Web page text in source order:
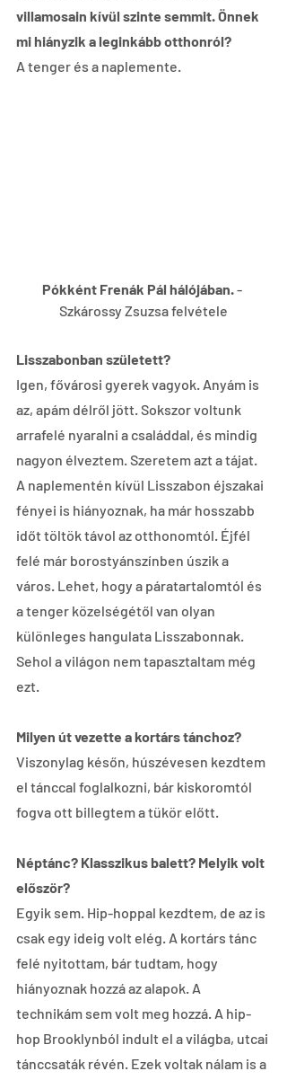
villamosain kívül szinte semmit. Önnek
mi hiányzik a leginkább otthonról?
A tenger és a naplemente.
Pókként Frenák Pál hálójában. -
Szkárossy Zsuzsa felvétele
Lisszabonban született?
Igen, fővárosi gyerek vagyok. Anyám is
az, apám délről jött. Sokszor voltunk
arrafelé nyaralni a családdal, és mindig
nagyon élveztem. Szeretem azt a tájat.
A naplementén kívül Lisszabon éjszakai
fényei is hiányoznak, ha már hosszabb
időt töltök távol az otthonomtól. Éjfél
felé már borostyánszínben úszik a
város. Lehet, hogy a páratartalomtól és
a tenger közelségétől van olyan
különleges hangulata Lisszabonnak.
Sehol a világon nem tapasztaltam még
ezt.
Milyen út vezette a kortárs tánchoz?
Viszonylag későn, húszévesen kezdtem
el tánccal foglalkozni, bár kiskoromtól
fogva ott billegtem a tükör előtt.
Néptánc? Klasszikus balett? Melyik volt
először?
Egyik sem. Hip-hoppal kezdtem, de az is
csak egy ideig volt elég. A kortárs tánc
felé nyitottam, bár tudtam, hogy
hiányoznak hozzá az alapok. A
technikám sem volt meg hozzá. A hip-
hop Brooklynból indult el a világba, utcai
tánccsaták révén. Ezek voltak nálam is a